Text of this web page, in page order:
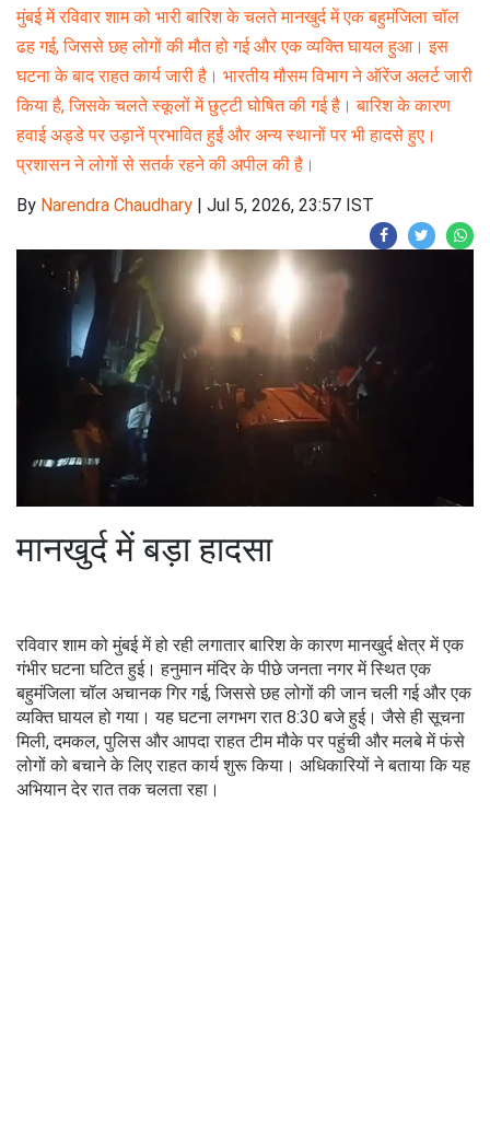
मुंबई में रविवार शाम को भारी बारिश के चलते मानखुर्द में एक बहुमंजिला चॉल
ढह गई, जिससे छह लोगों की मौत हो गई और एक व्यक्ति घायल हुआ। इस
घटना के बाद राहत कार्य जारी है। भारतीय मौसम विभाग ने ऑरेंज अलर्ट जारी
किया है, जिसके चलते स्कूलों में छुट्टी घोषित की गई है। बारिश के कारण
हवाई अड्डे पर उड़ानें प्रभावित हुईं और अन्य स्थानों पर भी हादसे हुए।
प्रशासन ने लोगों से सतर्क रहने की अपील की है।
By Narendra Chaudhary | Jul 5, 2026, 23:57 IST
मानखुर्द में बड़ा हादसा
रविवार शाम को मुंबई में हो रही लगातार बारिश के कारण मानखुर्द क्षेत्र में एक
गंभीर घटना घटित हुई। हनुमान मंदिर के पीछे जनता नगर में स्थित एक
बहुमंजिला चॉल अचानक गिर गई, जिससे छह लोगों की जान चली गई और एक
व्यक्ति घायल हो गया। यह घटना लगभग रात 8:30 बजे हुई। जैसे ही सूचना
मिली, दमकल, पुलिस और आपदा राहत टीम मौके पर पहुंची और मलबे में फंसे
लोगों को बचाने के लिए राहत कार्य शुरू किया। अधिकारियों ने बताया कि यह
अभियान देर रात तक चलता रहा।